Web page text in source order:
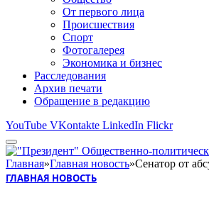
От первого лица
Происшествия
Спорт
Фотогалерея
Экономика и бизнес
Расследования
Архив печати
Обращение в редакцию
YouTube VKontakte LinkedIn Flickr
Главная»Главная новость»Сенатор от
ГЛАВНАЯ НОВОСТЬ